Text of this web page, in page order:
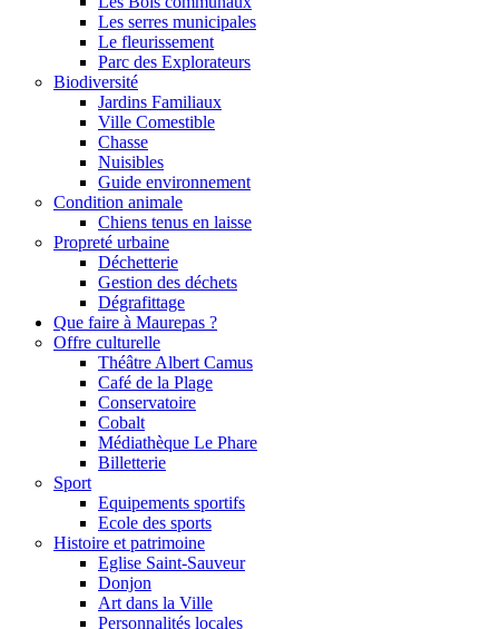
Les serres municipales
Le fleurissement
Parc des Explorateurs
Biodiversité
Jardins Familiaux
Ville Comestible
Chasse
Nuisibles
Guide environnement
Condition animale
Chiens tenus en laisse
Propreté urbaine
Déchetterie
Gestion des déchets
Dégrafittage
Que faire à Maurepas ?
Offre culturelle
Théâtre Albert Camus
Café de la Plage
Conservatoire
Cobalt
Médiathèque Le Phare
Billetterie
Sport
Equipements sportifs
Ecole des sports
Histoire et patrimoine
Eglise Saint-Sauveur
Donjon
Art dans la Ville
Personnalités locales